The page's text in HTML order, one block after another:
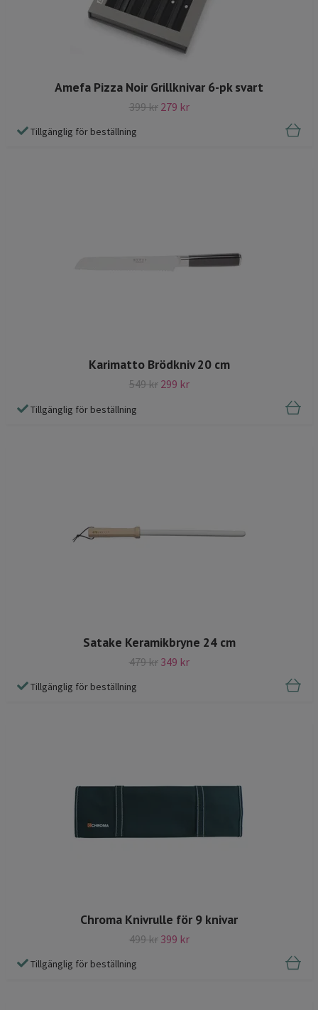
Amefa Pizza Noir Grillknivar 6-pk svart
399 kr 279 kr
Tillgänglig för beställning
Karimatto Brödkniv 20 cm
549 kr 299 kr
Tillgänglig för beställning
Satake Keramikbryne 24 cm
479 kr 349 kr
Tillgänglig för beställning
Chroma Knivrulle för 9 knivar
499 kr 399 kr
Tillgänglig för beställning